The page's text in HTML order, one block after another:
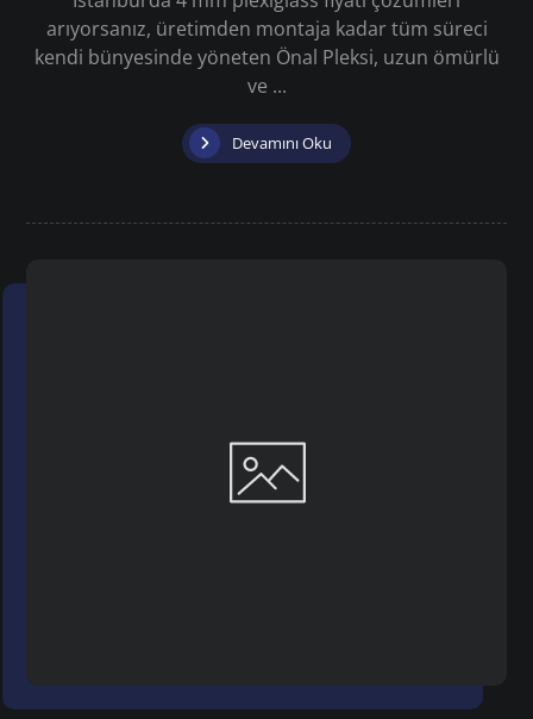
arıyorsanız, üretimden montaja kadar tüm süreci
kendi bünyesinde yöneten Önal Pleksi, uzun ömürlü
ve ...
Devamını Oku